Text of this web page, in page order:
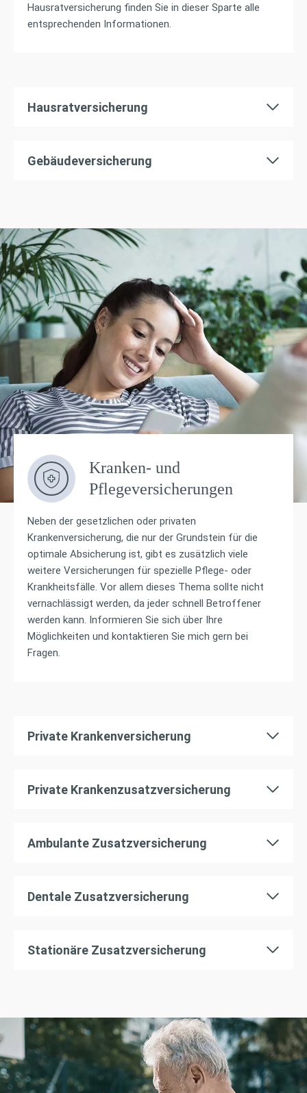
Hausratversicherung finden Sie in dieser Sparte alle
entsprechenden Informationen.
Hausratversicherung
Gebäudeversicherung
Kranken- und
Pflegeversicherungen
Neben der gesetzlichen oder privaten
Krankenversicherung, die nur der Grundstein für die
optimale Absicherung ist, gibt es zusätzlich viele
weitere Versicherungen für spezielle Pflege- oder
Krankheitsfälle. Vor allem dieses Thema sollte nicht
vernachlässigt werden, da jeder schnell Betroffener
werden kann. Informieren Sie sich über Ihre
Möglichkeiten und kontaktieren Sie mich gern bei
Fragen.
Private Krankenversicherung
Private Krankenzusatzversicherung
Ambulante Zusatzversicherung
Dentale Zusatzversicherung
Stationäre Zusatzversicherung